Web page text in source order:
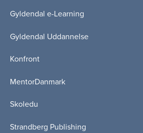
Gyldendal e-Learning
Gyldendal Uddannelse
Konfront
MentorDanmark
Skoledu
Strandberg Publishing